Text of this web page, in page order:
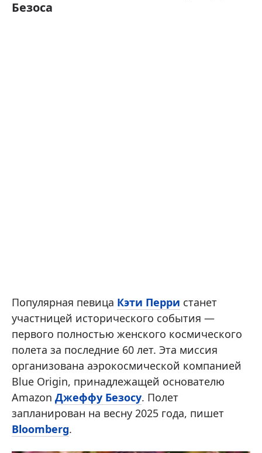
Безоса
Популярная певица Кэти Перри станет
участницей исторического события —
первого полностью женского космического
полета за последние 60 лет. Эта миссия
организована аэрокосмической компанией
Blue Origin, принадлежащей основателю
Amazon Джеффу Безосу. Полет
запланирован на весну 2025 года, пишет
Bloomberg.